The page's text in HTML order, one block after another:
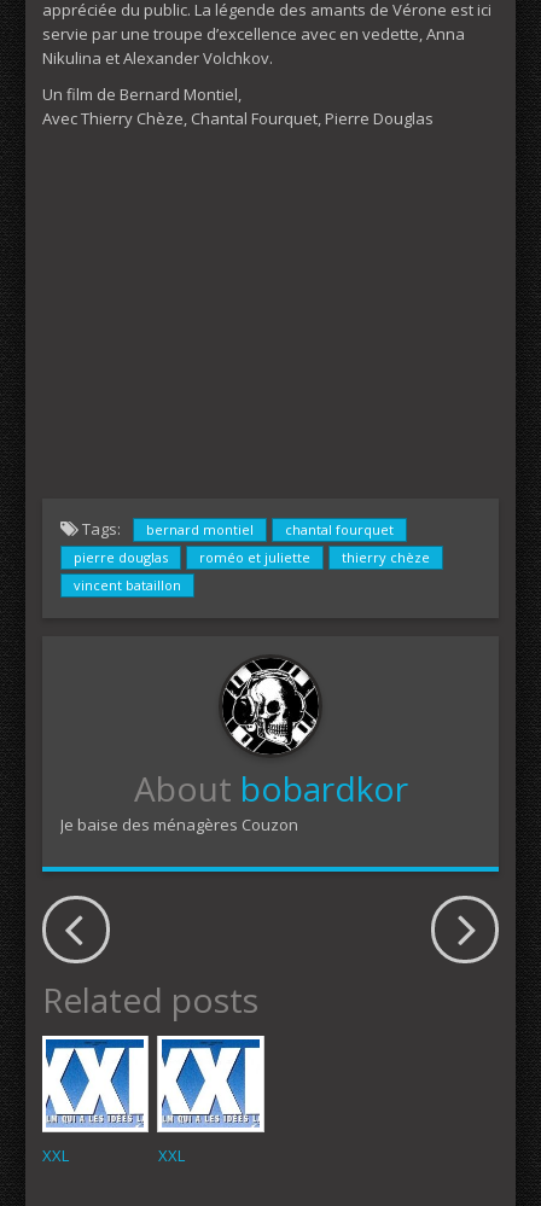
appréciée du public. La légende des amants de Vérone est ici
servie par une troupe d’excellence avec en vedette, Anna
Nikulina et Alexander Volchkov.
Un film de Bernard Montiel,
Avec Thierry Chèze, Chantal Fourquet, Pierre Douglas
Tags: bernard montiel
chantal fourquet
pierre douglas
roméo et juliette
thierry chèze
vincent bataillon
About bobardkor
Je baise des ménagères Couzon
Related posts
XXL XXL